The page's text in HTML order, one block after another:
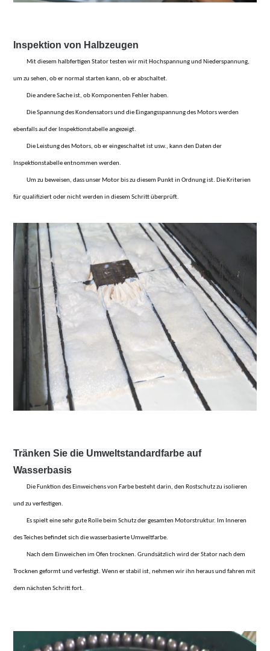
Inspektion von Halbzeugen
Mit diesem halbfertigen Stator testen wir mit Hochspannung und Niederspannung,
um zu sehen, ob er normal starten kann, ob er abschaltet.
Die andere Sache ist, ob Komponenten Fehler haben.
Die Spannung des Kondensators und die Eingangsspannung des Motors werden
ebenfalls auf der Inspektionstabelle angezeigt.
Die Leistung des Motors, ob er eingeschaltet ist usw., kann den Daten der
Inspektionstabelle entnommen werden.
Um zu beweisen, dass unser Motor bis zu diesem Punkt in Ordnung ist. Die Kriterien
für qualifiziert oder nicht werden in diesem Schritt überprüft.
Tränken Sie die Umweltstandardfarbe auf
Wasserbasis
Die Funktion des Einweichens von Farbe besteht darin, den Rostschutz zu isolieren
und zu verfestigen.
Es spielt eine sehr gute Rolle beim Schutz der gesamten Motorstruktur. Im Inneren
des Teiches befindet sich die wasserbasierte Umweltfarbe.
Nach dem Einweichen im Ofen trocknen. Grundsätzlich wird der Stator nach dem
Trocknen geformt und verfestigt. Wenn er stabil ist, nehmen wir ihn heraus und fahren mit
dem nächsten Schritt fort.